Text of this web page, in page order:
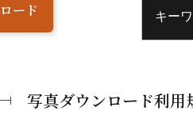
ード キー
写真ダウンロード利用